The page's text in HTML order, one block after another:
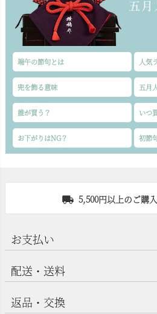
端午の節句とは 人気
兜を飾る意味 五月
誰が買う？ いつ
お下がりはNG？ 初節
5,500円以上のご購
お支払い
配送・送料
返品・交換